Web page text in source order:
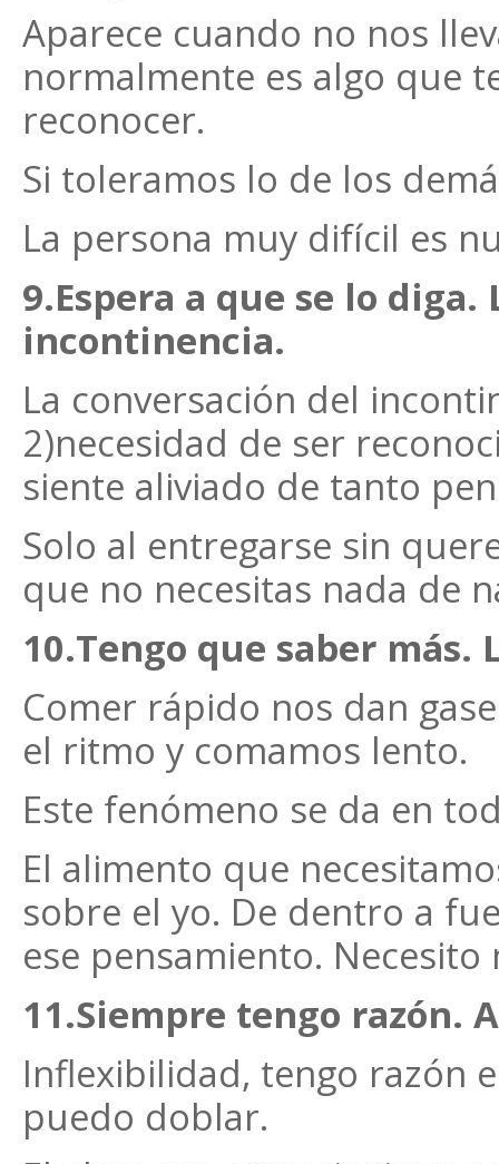
Aparece cuando no nos
normalmente es algo que
reconocer.
Si toleramos lo de los
La persona muy difícil es
9.Espera a que se lo
incontinencia.
La conversación del
2)necesidad de ser
siente aliviado de tanto
Solo al entregarse sin
que no necesitas nada de
10.Tengo que saber
Comer rápido nos dan
el ritmo y comamos lento.
Este fenómeno se da en
El alimento que
sobre el yo. De dentro a
ese pensamiento.
11.Siempre tengo razón.
Inflexibilidad, tengo razón
puedo doblar.